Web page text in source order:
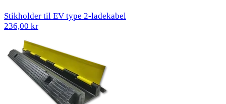
Stikholder til EV type 2-ladekabel
236,00 kr